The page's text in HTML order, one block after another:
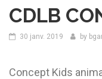
CDLB
30 janv. 2019 by
Concept Kids